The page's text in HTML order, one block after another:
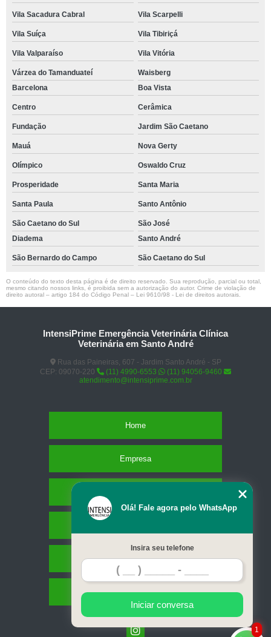
Vila Sacadura Cabral Vila Scarpelli
Vila Suíça Vila Tibiriçá
Vila Valparaíso Vila Vitória
Várzea do Tamanduateí
Waisberg
Barcelona
Boa Vista
Centro Cerâmica
Fundação Jardim São Caetano
Mauá Nova Gerty
Olímpico Oswaldo Cruz
Prosperidade Santa Maria
Santa Paula Santo Antônio
São Caetano do Sul
São José
Diadema
Santo André
São Bernardo do Campo São Caetano do Sul
O conteúdo do texto desta página é de direito reservado. Sua reprodução, parcial ou total,
mesmo citando nossos links, é proibida sem a autorização do autor. Crime de violação de
direito autoral – artigo 184 do Código Penal – Lei 9610/98 - Lei de direitos autorais
IntensiPrime Emergência Veterinária Clínica
Veterinária em Santo André
Rua das Paineiras, 607 - Jardim Santo André - SP
CEP: 09070-220
(11) 4990-6553
(11) 94056-9460
atendimento@intensiprime.com.br
Home
Empresa
Contato
Mapa do site
1
Olá! Fale agora pelo WhatsApp
Insira seu telefone
Iniciar conversa